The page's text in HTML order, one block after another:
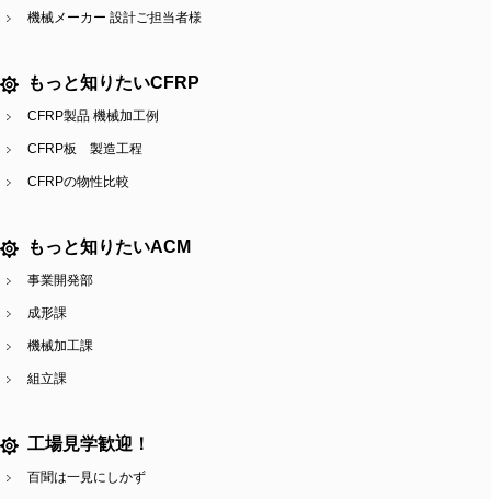
機械メーカー 設計ご担当者様
もっと知りたいCFRP
CFRP製品 機械加工例
CFRP板 製造工程
CFRPの物性比較
もっと知りたいACM
事業開発部
成形課
機械加工課
組立課
工場見学歓迎！
百聞は一見にしかず